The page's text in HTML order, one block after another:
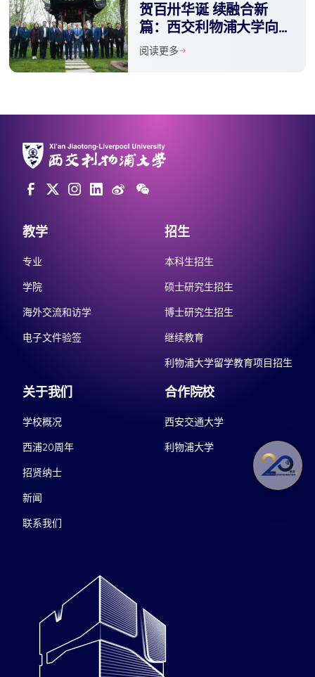
贺百卅华诞 续融合新
篇：西交利物浦大学向西
安交通大学捐赠“西浦亭”
阅读更多
教学
专业
学院
海外交流和访学
电子文件验签
招生
本科生招生
硕士研究生招生
博士研究生招生
继续教育
利物浦大学留学教育项目招生
关于我们
学校概况
西浦20周年
招贤纳士
新闻
联系我们
合作院校
西安交通大学
利物浦大学